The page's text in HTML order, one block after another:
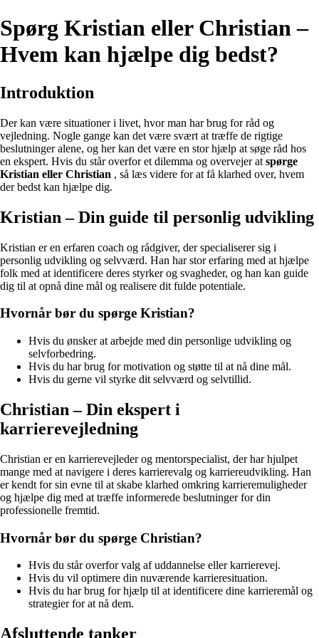
Spørg Kristian eller Christian –
Hvem kan hjælpe dig bedst?
Introduktion
Der kan være situationer i livet, hvor man har brug for råd og
vejledning. Nogle gange kan det være svært at træffe de rigtige
beslutninger alene, og her kan det være en stor hjælp at søge råd hos
en ekspert. Hvis du står overfor et dilemma og overvejer at spørge
Kristian eller Christian , så læs videre for at få klarhed over, hvem
der bedst kan hjælpe dig.
Kristian – Din guide til personlig udvikling
Kristian er en erfaren coach og rådgiver, der specialiserer sig i
personlig udvikling og selvværd. Han har stor erfaring med at hjælpe
folk med at identificere deres styrker og svagheder, og han kan guide
dig til at opnå dine mål og realisere dit fulde potentiale.
Hvornår bør du spørge Kristian?
Hvis du ønsker at arbejde med din personlige udvikling og
selvforbedring.
Hvis du har brug for motivation og støtte til at nå dine mål.
Hvis du gerne vil styrke dit selvværd og selvtillid.
Christian – Din ekspert i
karrierevejledning
Christian er en karrierevejleder og mentorspecialist, der har hjulpet
mange med at navigere i deres karrierevalg og karriereudvikling. Han
er kendt for sin evne til at skabe klarhed omkring karrieremuligheder
og hjælpe dig med at træffe informerede beslutninger for din
professionelle fremtid.
Hvornår bør du spørge Christian?
Hvis du står overfor valg af uddannelse eller karrierevej.
Hvis du vil optimere din nuværende karrieresituation.
Hvis du har brug for hjælp til at identificere dine karrieremål og
strategier for at nå dem.
Afsluttende tanker